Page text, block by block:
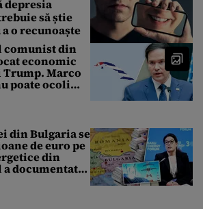
depresia
să știe
o recunoaște
comunist din
economic
Marco
poate ocoli
reforme”
din Bulgaria se
de euro pe
a documentat